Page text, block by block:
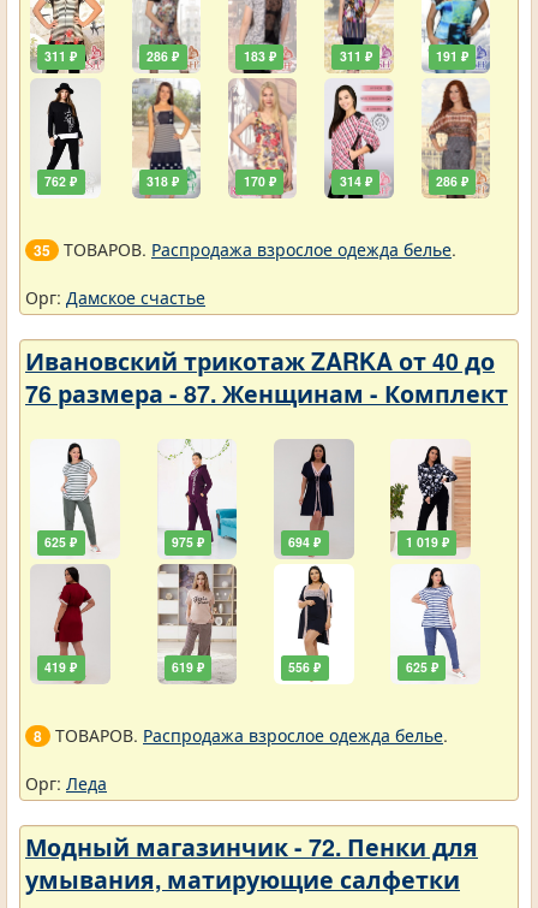
311 ₽
762 ₽
286 ₽
318 ₽
183 ₽
170 ₽
311 ₽
314 ₽
191 ₽
286 ₽
35 ТОВАРОВ. Распродажа взрослое одежда белье.
Орг: Дамское счастье
Ивановский трикотаж ZARKA от 40 до
76 размера - 87. Женщинам - Комплект
625 ₽
419 ₽
975 ₽
619 ₽
694 ₽
556 ₽
1 019 ₽
625 ₽
8 ТОВАРОВ. Распродажа взрослое одежда белье.
Орг: Леда
Модный магазинчик - 72. Пенки для
умывания, матирующие салфетки